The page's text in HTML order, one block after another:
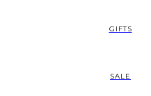
GIFTS
SALE